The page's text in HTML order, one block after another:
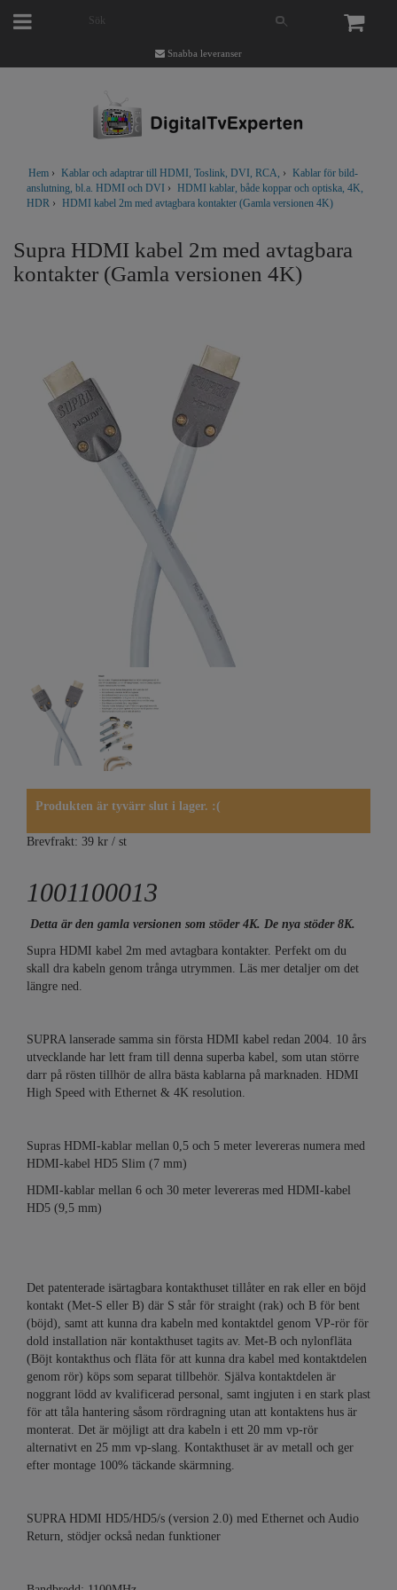
Snabba leveranser
Hem › Kablar och adaptrar till HDMI, Toslink, DVI, RCA, › Kablar för bild-
anslutning, bl.a. HDMI och DVI › HDMI kablar, både koppar och optiska, 4K,
HDR › HDMI kabel 2m med avtagbara kontakter (Gamla versionen 4K)
Supra HDMI kabel 2m med avtagbara
kontakter (Gamla versionen 4K)
Produkten är tyvärr slut i lager. :(
Brevfrakt: 39 kr / st
1001100013
Detta är den gamla versionen som stöder 4K. De nya stöder 8K.
Supra HDMI kabel 2m med avtagbara kontakter. Perfekt om du
skall dra kabeln genom trånga utrymmen. Läs mer detaljer om det
längre ned.
SUPRA lanserade samma sin första HDMI kabel redan 2004. 10 års
utvecklande har lett fram till denna superba kabel, som utan större
darr på rösten tillhör de allra bästa kablarna på marknaden. HDMI
High Speed with Ethernet & 4K resolution.
Supras HDMI-kablar mellan 0,5 och 5 meter levereras numera med
HDMI-kabel HD5 Slim (7 mm)
HDMI-kablar mellan 6 och 30 meter levereras med HDMI-kabel
HD5 (9,5 mm)
Det patenterade isärtagbara kontakthuset tillåter en rak eller en böjd
kontakt (Met-S eller B) där S står för straight (rak) och B för bent
(böjd), samt att kunna dra kabeln med kontaktdel genom VP-rör för
dold installation när kontakthuset tagits av. Met-B och nylonfläta
(Böjt kontakthus och fläta för att kunna dra kabel med kontaktdelen
genom rör) köps som separat tillbehör. Själva kontaktdelen är
noggrant lödd av kvalificerad personal, samt ingjuten i en stark plast
för att tåla hantering såsom rördragning utan att kontaktens hus är
monterat. Det är möjligt att dra kabeln i ett 20 mm vp-rör
alternativt en 25 mm vp-slang. Kontakthuset är av metall och ger
efter montage 100% täckande skärmning.
SUPRA HDMI HD5/HD5/s (version 2.0) med Ethernet och Audio
Return, stödjer också nedan funktioner